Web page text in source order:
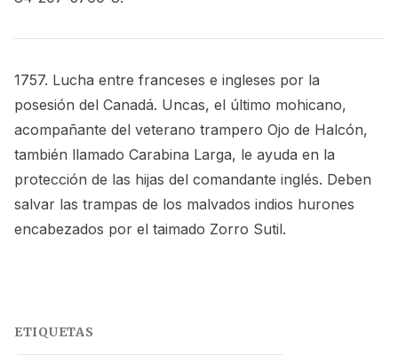
1757. Lucha entre franceses e ingleses por la
posesión del Canadá. Uncas, el último mohicano,
acompañante del veterano trampero Ojo de Halcón,
también llamado Carabina Larga, le ayuda en la
protección de las hijas del comandante inglés. Deben
salvar las trampas de los malvados indios hurones
encabezados por el taimado Zorro Sutil.
ETIQUETAS